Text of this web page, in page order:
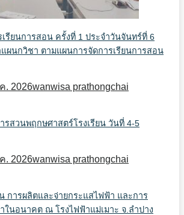
เรียนการสอน ครั้งที่ 1 ประจำวันจันทร์ที่ 6
ผนกวิชา ตามแผนการจัดการเรียนการสอน
. 2026wanwisa prathongchai
รสวนพฤกษศาสตร์โรงเรียน วันที่ 4-5
. 2026wanwisa prathongchai
การผลิตและจ่ายกระแสไฟฟ้า และการ
ในอนาคต ณ โรงไฟฟ้าแม่เมาะ จ.ลำปาง